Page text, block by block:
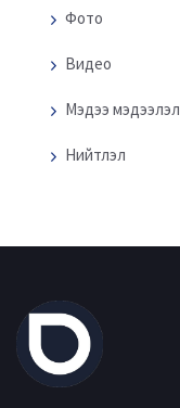
Фото
Видео
Мэдээ мэдээлэл
Нийтлэл